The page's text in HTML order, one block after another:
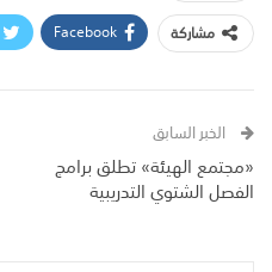
مشاركة
Facebook
الخبر السابق
«مجتمع الهيئة» تطلق برامج
الفصل الشتوي التدريبية